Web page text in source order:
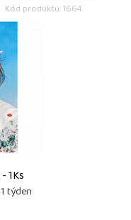
Kód produktu: 1664
1Ks
týden